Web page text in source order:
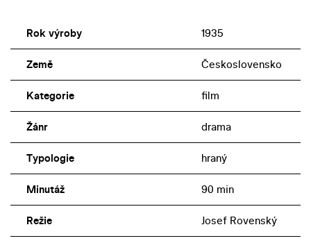
Rok výroby 1935
Země Československo
Kategorie film
Žánr drama
Typologie hraný
Minutáž 90 min
Režie Josef Rovenský